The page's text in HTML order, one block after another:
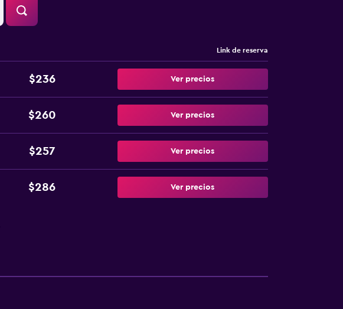
Link de reserva
$236 Ver precios
$260 Ver precios
$257 Ver precios
$286 Ver precios